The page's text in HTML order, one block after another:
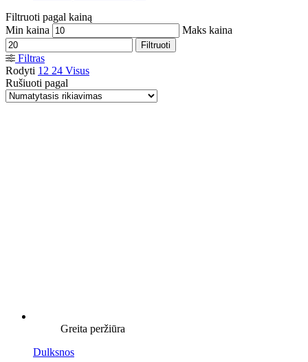
Filtruoti pagal kainą
Min kaina
Maks kaina
Filtruoti
Filtras
Rodyti 12 24 Visus
Rušiuoti pagal
Greita peržiūra
Dulksnos